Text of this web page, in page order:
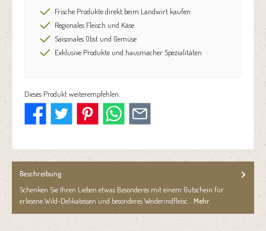
Frische Produkte direkt beim Landwirt kaufen
Regionales Fleisch und Käse
Saisonales Obst und Gemüse
Exklusive Produkte und hausmacher Spezialitäten
Dieses Produkt weiterempfehlen:
Beschreibung
Schenken Sie Ihren Lieben etwas Besonderes mit einem Gutschein für
erlesene Wild-Delikatessen und besonderes Weiderindfleisc… Mehr